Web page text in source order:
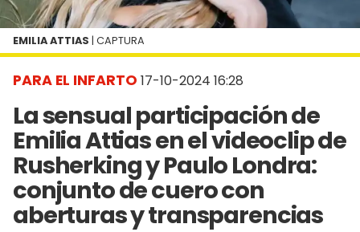
PARA EL INFARTO 17-10-2024 16:28
La sensual participación de
Emilia Attias en el videoclip de
Rusherking y Paulo Londra:
conjunto de cuero con
aberturas y transparencias
EMILIA ATTIAS | CAPTURA